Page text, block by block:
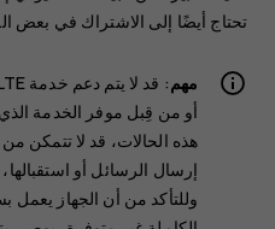
تحتاج أيضًا إلى الاشتراك في بعض
مهم
أو من قِبل موفر الخدمة
هذه الحالات، قد لا تتمكن من
إرسال الرسائل أو